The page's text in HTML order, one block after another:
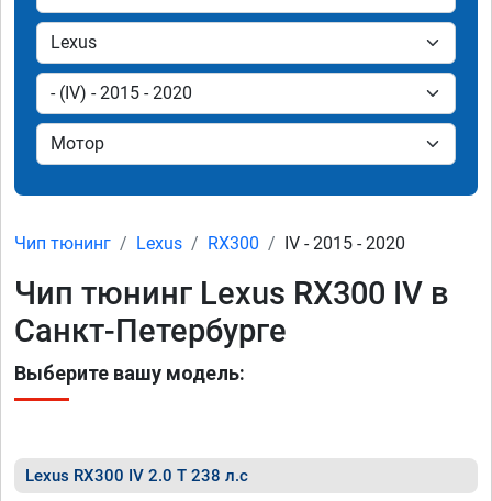
Чип тюнинг Lexus RX300 IV - 2015 - 2020
Чип тюнинг Lexus RX300 IV в
Санкт-Петербурге
Выберите вашу модель:
Lexus RX300 IV 2.0 T 238 л.с